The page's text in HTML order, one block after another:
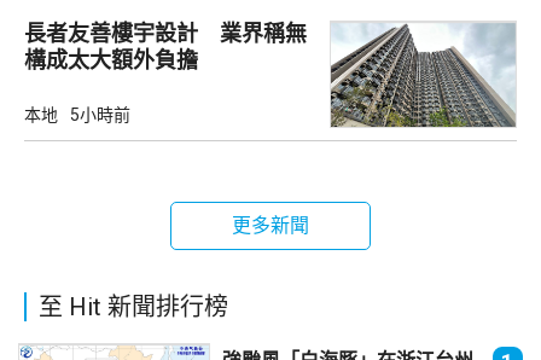
長者友善樓宇設計 業界稱無
構成太大額外負擔
本地 5小時前
更多新聞
至 Hit 新聞排行榜